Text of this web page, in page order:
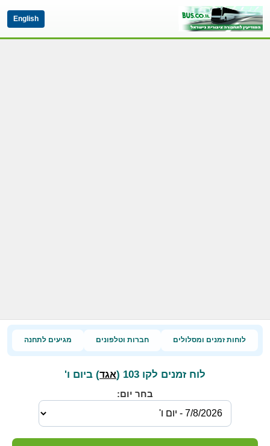
English
לוחות זמנים ומסלולים חברות וטלפונים מגיעים לתחנה
לוח זמנים לקו 103 ( אגד) ביום ו'
בחר יום: